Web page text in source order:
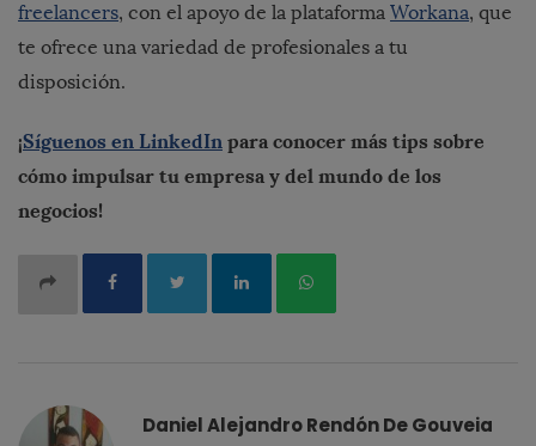
freelancers, con el apoyo de la plataforma Workana, que
te ofrece una variedad de profesionales a tu
disposición.
¡Síguenos en LinkedIn para conocer más tips sobre
cómo impulsar tu empresa y del mundo de los
negocios!
Daniel Alejandro Rendón De Gouveia